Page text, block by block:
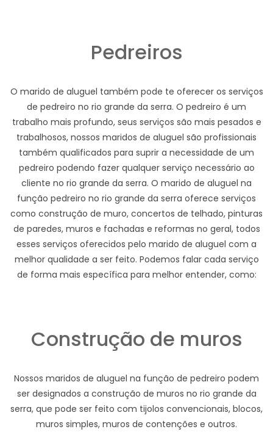
Pedreiros
O marido de aluguel também pode te oferecer os serviços
de pedreiro no rio grande da serra. O pedreiro é um
trabalho mais profundo, seus serviços são mais pesados e
trabalhosos, nossos maridos de aluguel são profissionais
também qualificados para suprir a necessidade de um
pedreiro podendo fazer qualquer serviço necessário ao
cliente no rio grande da serra. O marido de aluguel na
função pedreiro no rio grande da serra oferece serviços
como construção de muro, concertos de telhado, pinturas
de paredes, muros e fachadas e reformas no geral, todos
esses serviços oferecidos pelo marido de aluguel com a
melhor qualidade a ser feito. Podemos falar cada serviço
de forma mais específica para melhor entender, como:
Construção de muros
Nossos maridos de aluguel na função de pedreiro podem
ser designados a construção de muros no rio grande da
serra, que pode ser feito com tijolos convencionais, blocos,
muros simples, muros de contenções e outros.